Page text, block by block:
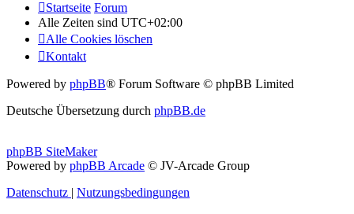
Startseite Forum
Alle Zeiten sind UTC+02:00
Alle Cookies löschen
Kontakt
Powered by phpBB® Forum Software © phpBB Limited
Deutsche Übersetzung durch phpBB.de
phpBB SiteMaker
Powered by phpBB Arcade © JV-Arcade Group
Datenschutz | Nutzungsbedingungen